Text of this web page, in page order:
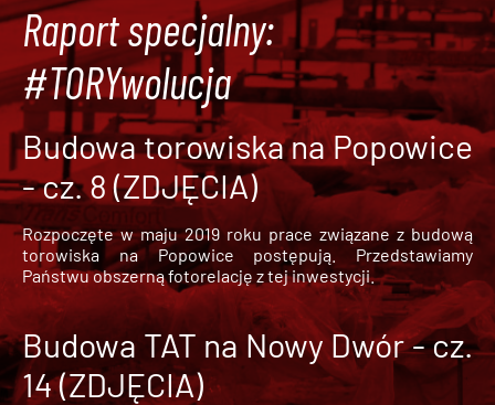
Raport specjalny:
#TORYwolucja
Budowa torowiska na Popowice
- cz. 8 (ZDJĘCIA)
Rozpoczęte w maju 2019 roku prace związane z budową
torowiska na Popowice
postępują. Przedstawiamy
Państwu obszerną fotorelację z tej inwestycji.
Budowa TAT na Nowy Dwór - cz.
14 (ZDJĘCIA)